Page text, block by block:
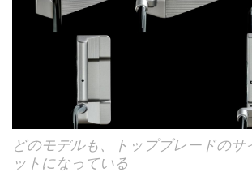
どのモデルも、トップブレードのサ
ットになっている